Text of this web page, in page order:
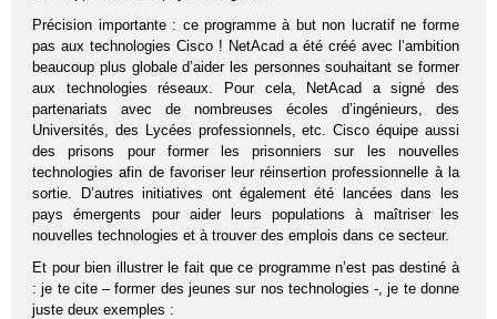
Précision importante : ce programme à but non lucratif ne forme
pas aux technologies Cisco ! NetAcad a été créé avec l’ambition
beaucoup plus globale d’aider les personnes souhaitant se former
aux technologies réseaux. Pour cela, NetAcad a signé des
partenariats avec de nombreuses écoles d’ingénieurs, des
Universités, des Lycées professionnels, etc. Cisco équipe aussi
des prisons pour former les prisonniers sur les nouvelles
technologies afin de favoriser leur réinsertion professionnelle à la
sortie. D’autres initiatives ont également été lancées dans les
pays émergents pour aider leurs populations à maîtriser les
nouvelles technologies et à trouver des emplois dans ce secteur.
Et pour bien illustrer le fait que ce programme n’est pas destiné à
: je te cite – former des jeunes sur nos technologies -, je te donne
juste deux exemples :